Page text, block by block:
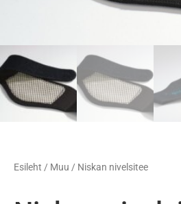
Esileht / Muu / Niskan nivelsitee